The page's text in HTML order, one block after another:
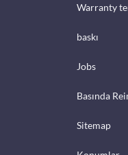
Warranty
baskı
Jobs
Basında
Sitemap